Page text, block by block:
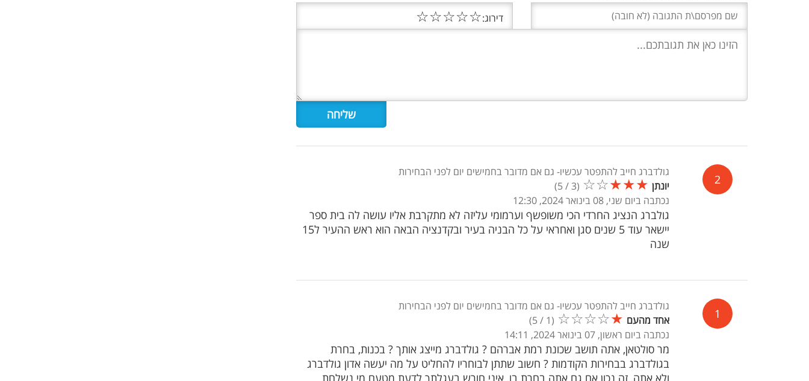
דירוג:☆
☆
☆
☆
☆
2
גולדברג חייב להתפטר עכשיו- גם אם מדובר בחמישים יום לפני הבחירות
יונתן ★
★
★
☆
☆
(
3
/
5
)
נכתבה ביום שני, 08 בינואר 2024, 12:30
גולברג הנציג החרדי הכי משופשף וערמומי עליזה לא מתקרבת אליו עושה לה בית ספר
יישאר עוד 5 שנים סגן ואחראי על כל הבניה בעיר ובקדנציה הבאה הוא ראש ההעיר ל15
שנה
1
גולדברג חייב להתפטר עכשיו- גם אם מדובר בחמישים יום לפני הבחירות
אחד מהעם ★
☆
☆
☆
☆
(
1
/
5
)
נכתבה ביום ראשון, 07 בינואר 2024, 14:11
מר סולטאן, אתה תושב שכונת רמת אברהם ? גולדברג מייצג אותך ? בכנות, בחרת
בגולדברג בבחירות הקודמות ? חשוב שתתן לבוחריו להחליט על מה יעשה אדון גולדברג
ולא אתה, זה נכון אם גם אתה בחרת בו, איני חורש בעגלתך לדעת מטעם מי נשלחת